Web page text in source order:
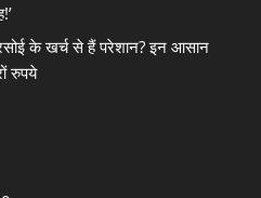
के खर्च से हैं परेशान? इन आसान
रुपये